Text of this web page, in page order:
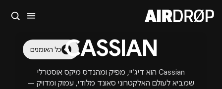
כל האומנים CASSIAN
Cassian הוא דיג׳יי, מפיק ומהנדס מיקס אוסטרלי
שמביא לעולם האלקטרוני סאונד מלודי, עמוק ומדויק —
סגור
🔥בקרוב
טיפ: אפשר להקליד שם אומן, עיר, תאריך או שם חג.